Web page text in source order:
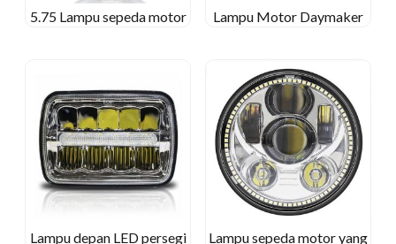
5.75 Lampu sepeda motor Lampu Motor Daymaker
Lampu depan LED persegi Lampu sepeda motor yang